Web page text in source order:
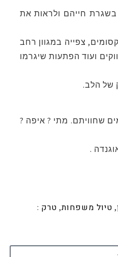
חייהם ולראות את
צפייה במגוון רחב
ועוד הפתעות שיגרמו
של הלב.
שחוויתם. מתי ? איפה ?
, טיול משפחות, טרק :